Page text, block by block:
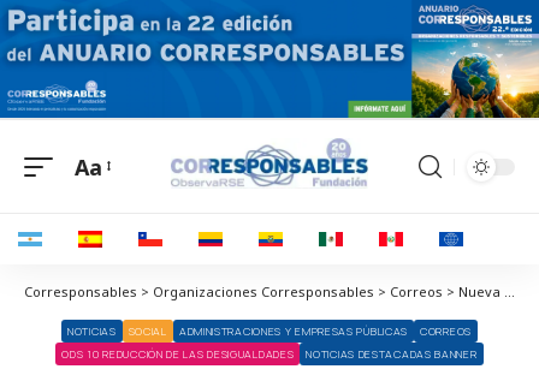
Aa
Corresponsables > Organizaciones Corresponsables > Correos > Nueva ayuda humanitaria de empleados y empleadas de Correos a las Hermanitas de los Pobres de Málaga
NOTICIAS SOCIAL ADMINISTRACIONES Y EMPRESAS PÚBLICAS
CORREOS
ODS 10 REDUCCIÓN DE LAS DESIGUALDADES
NOTICIAS DESTACADAS BANNER